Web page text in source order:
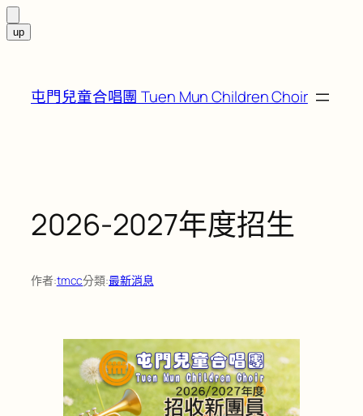
屯門兒童合唱團 Tuen Mun Children Choir
2026-2027年度招生
作者:tmcc分類:最新消息